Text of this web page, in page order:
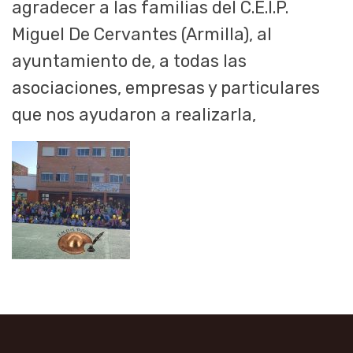
agradecer a las familias del C.E.I.P.
Miguel De Cervantes (Armilla), al
ayuntamiento de, a todas las
asociaciones, empresas y particulares
que nos ayudaron a realizarla,